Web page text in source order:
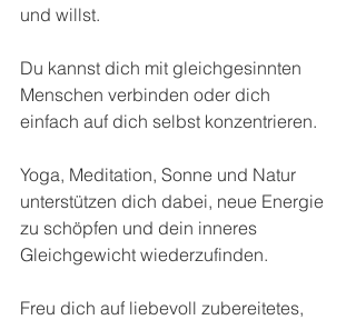
und willst.
Du kannst dich mit gleichgesinnten
Menschen verbinden oder dich
einfach auf dich selbst konzentrieren.
Yoga, Meditation, Sonne und Natur
unterstützen dich dabei, neue Energie
zu schöpfen und dein inneres
Gleichgewicht wiederzufinden.
Freu dich auf liebevoll zubereitetes,